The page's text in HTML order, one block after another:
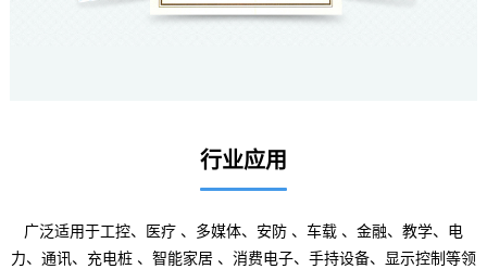
行业应用
广泛适用于工控、医疗 、多媒体、 安防 、车载 、金融、教学、电
力、通讯、 充电桩 、 智能家居 、消费电子、手持设备、显示控制等领